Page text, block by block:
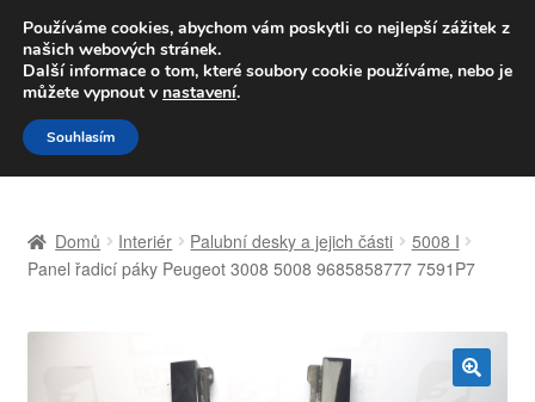
DOPRAVA od 139,-Kč
Volejte po-pá 9-16 704 494 494
Přeskočit
na
navigaci
Přejít
k
obsahu
Celosvětová doprava
Domů Interiér Palubní desky a jejich části
5008 I
Panel řadicí páky Peugeot 3008 5008 9685858777 7591P7
Používáme cookies, abychom vám poskytli co nejlepší zážitek z
našich webových stránek.
Další informace o tom, které soubory cookie používáme, nebo je
můžete vypnout v nastavení.
Souhlasím